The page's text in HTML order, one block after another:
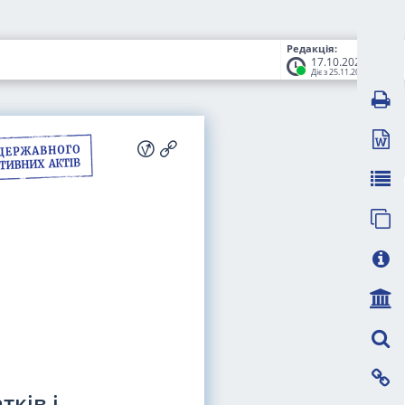
Редакція:
17.10.2024
Діє з 25.11.2024